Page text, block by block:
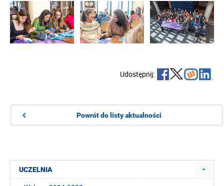
Udostępnij:
Powrót do listy aktualności
UCZELNIA